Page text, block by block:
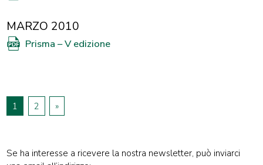
MARZO 2010
Prisma – V edizione
PAGINAZIONE
ARTICOLI
1 2 »
Se ha interesse a ricevere la nostra newsletter, può inviarci